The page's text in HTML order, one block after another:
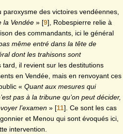
des victoires vendéennes,
la Vendée » [9] , Robespierre relie à
des commandants, ici le général
pas même entré dans la tête de
dont les trahisons sont
tard, il revient sur les destitutions
en Vendée, mais en renvoyant ces
« Quant aux mesures qui
pas à la tribune qu’on peut décider,
l’examen » [11] . Ce sont les cas
et Menou qui sont évoqués ici,
intervention.